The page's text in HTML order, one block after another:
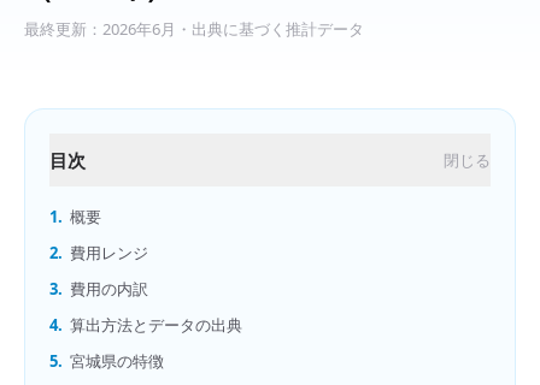
最終更新： 2026年6月 ・出典に基づく推計データ
目次 閉じる
1. 概要
2. 費用レンジ
3. 費用の内訳
4. 算出方法とデータの出典
5. 宮城県の特徴